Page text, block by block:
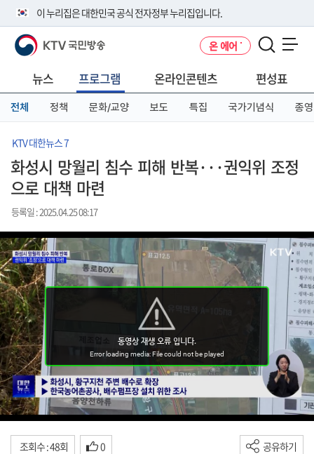
이 누리집은 대한민국 공식 전자정부 누리집입니다.
공식 누리집 주소 확인하기
니다.
이밖에 or.kr 또는 .kr등 다른 도메인 주소를 사용하고 있다면 아래 URL에
서 도메인 주소를 확인해 보세요
KTV 국민방송 온 에어
뉴스 프로그램 온라인콘텐츠 편성표
전체 정책 문화/교양 보도 특집 국가기념식 종영
KTV 대한뉴스 7
화성시 망월리 침수 피해 반복···권익위 조정
으로 대책 마련
등록일 : 2025.04.25 08:17
조회수 : 48회 0 공유하기